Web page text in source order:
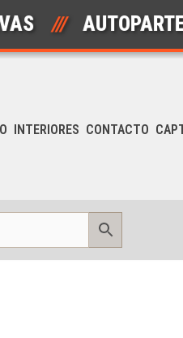
AUTOPARTES
INTERIORES CONTACTO